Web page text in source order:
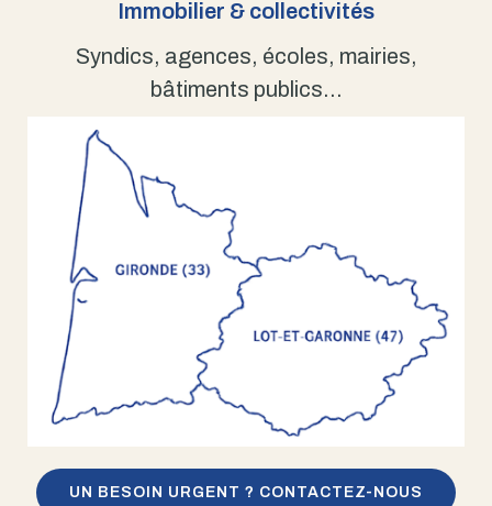
Immobilier & collectivités
Syndics, agences, écoles, mairies,
bâtiments publics…
UN BESOIN URGENT ? CONTACTEZ-NOUS